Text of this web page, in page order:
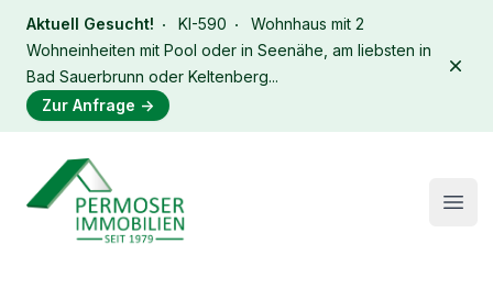
Aktuell Gesucht! KI-590
Wohnhaus mit 2
Wohneinheiten mit Pool oder in Seenähe, am liebsten in
Bad Sauerbrunn oder Keltenberg...
Zur Anfrage →
Immobilien Permoser Logo